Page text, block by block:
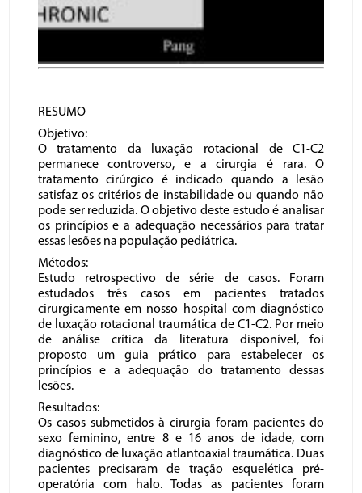
RESUMO
Objetivo:
O tratamento da luxação rotacional de C1-C2
permanece controverso, e a cirurgia é rara. O
tratamento cirúrgico é indicado quando a lesão
satisfaz os critérios de instabilidade ou quando não
pode ser reduzida. O objetivo deste estudo é analisar
os princípios e a adequação necessários para tratar
essas lesões na população pediátrica.
Métodos:
Estudo retrospectivo de série de casos. Foram
estudados três casos em pacientes tratados
cirurgicamente em nosso hospital com diagnóstico
de luxação rotacional traumática de C1-C2. Por meio
de análise crítica da literatura disponível, foi
proposto um guia prático para estabelecer os
princípios e a adequação do tratamento dessas
lesões.
Resultados:
Os casos submetidos à cirurgia foram pacientes do
sexo feminino, entre 8 e 16 anos de idade, com
diagnóstico de luxação atlantoaxial traumática. Duas
pacientes precisaram de tração esquelética pré-
operatória com halo. Todas as pacientes foram